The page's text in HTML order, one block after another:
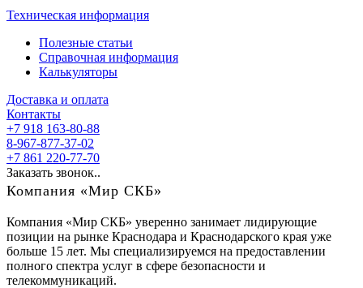
Техническая информация
Полезные статьи
Справочная информация
Калькуляторы
Доставка и оплата
Контакты
+7 918 163-80-88
8-967-877-37-02
+7 861 220-77-70
Заказать звонок..
Компания «Мир СКБ»
Компания «Мир СКБ» уверенно занимает лидирующие
позиции на рынке Краснодара и Краснодарского края уже
больше 15 лет. Мы специализируемся на предоставлении
полного спектра услуг в сфере безопасности и
телекоммуникаций.